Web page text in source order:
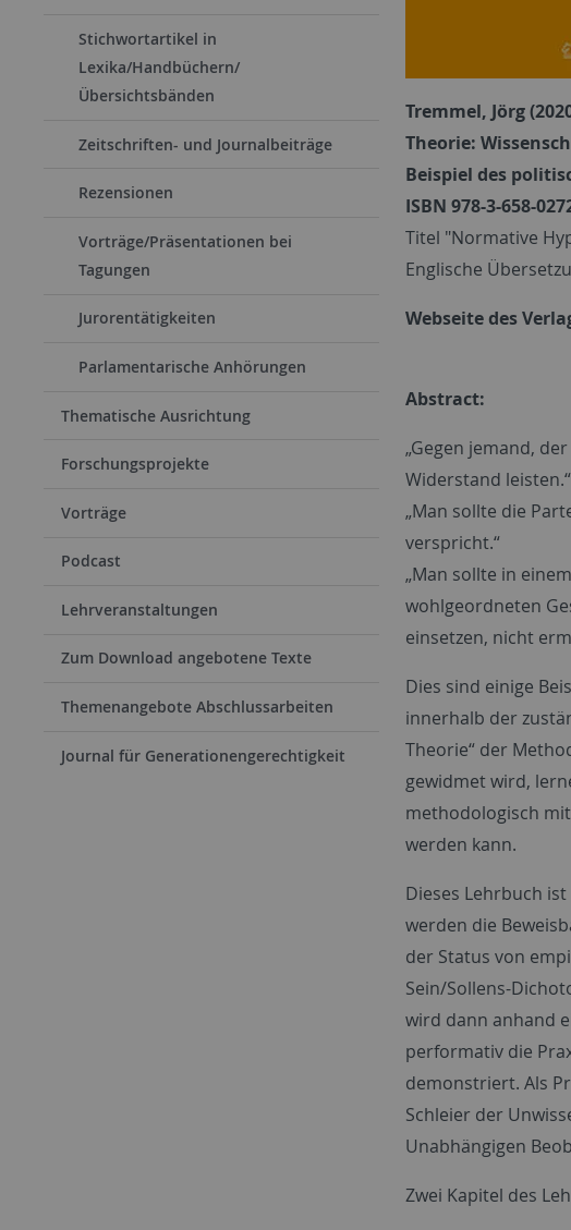
Stichwortartikel in
Lexika/Handbüchern/
Übersichtsbänden
Zeitschriften- und Journalbeiträge
Rezensionen
Vorträge/Präsentationen bei
Tagungen
Jurorentätigkeiten
Parlamentarische Anhörungen
Thematische Ausrichtung
Forschungsprojekte
Vorträge
Podcast
Lehrveranstaltungen
Zum Download angebotene Texte
Themenangebote Abschlussarbeiten
Journal für Generationengerechtigkeit
Tremmel, Jörg
Theorie:
Beispiel des
ISBN 978-3-658-
Titel "Normative
Englische
Webseite des
Abstract:
„Gegen jemand,
Widerstand leisten.“
„Man sollte die
verspricht.“
„Man sollte in
wohlgeordneten
einsetzen, nicht
Dies sind einige
innerhalb der
Theorie“ der
gewidmet wird,
methodologisch
werden kann.
Dieses Lehrbuch
werden die
der Status von
Sein/Sollens-
wird dann anhand
performativ die
demonstriert. Als
Schleier der
Unabhängigen
Zwei Kapitel des